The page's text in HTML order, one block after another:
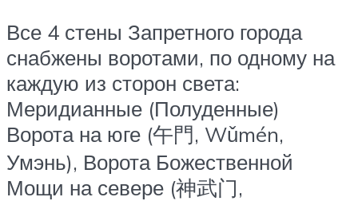
Все 4 стены Запретного города
снабжены воротами, по одному на
каждую из сторон света:
Меридианные (Полуденные)
Ворота на юге (午門, Wǔmén,
Умэнь), Ворота Божественной
Мощи на севере (神武门,